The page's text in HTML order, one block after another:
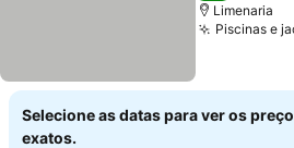
Limenaria
Piscinas e
Selecione as datas para ver os
exatos.